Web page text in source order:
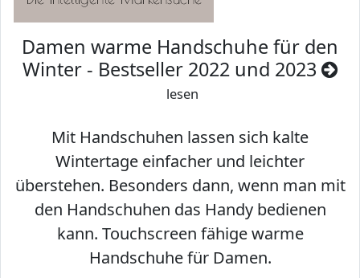
Damen warme Handschuhe für den
Winter - Bestseller 2022 und 2023
lesen
Mit Handschuhen lassen sich kalte
Wintertage einfacher und leichter
überstehen. Besonders dann, wenn man mit
den Handschuhen das Handy bedienen
kann. Touchscreen fähige warme
Handschuhe für Damen.